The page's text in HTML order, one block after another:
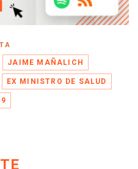
JAIME MAÑALICH
EX MINISTRO DE SALUD